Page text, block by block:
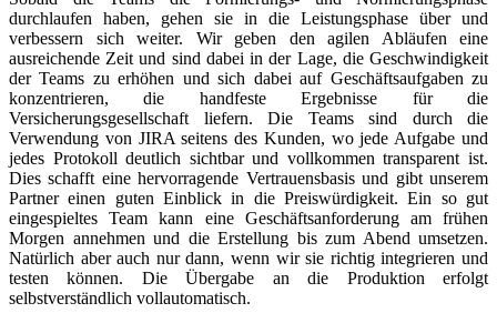
durchlaufen haben, gehen sie in die Leistungsphase über und
verbessern sich weiter. Wir geben den agilen Abläufen eine
ausreichende Zeit und sind dabei in der Lage, die Geschwindigkeit
der Teams zu erhöhen und sich dabei auf Geschäftsaufgaben zu
konzentrieren, die handfeste Ergebnisse für die
Versicherungsgesellschaft liefern. Die Teams sind durch die
Verwendung von JIRA seitens des Kunden, wo jede Aufgabe und
jedes Protokoll deutlich sichtbar und vollkommen transparent ist.
Dies schafft eine hervorragende Vertrauensbasis und gibt unserem
Partner einen guten Einblick in die Preiswürdigkeit. Ein so gut
eingespieltes Team kann eine Geschäftsanforderung am frühen
Morgen annehmen und die Erstellung bis zum Abend umsetzen.
Natürlich aber auch nur dann, wenn wir sie richtig integrieren und
testen können. Die Übergabe an die Produktion erfolgt
selbstverständlich vollautomatisch.